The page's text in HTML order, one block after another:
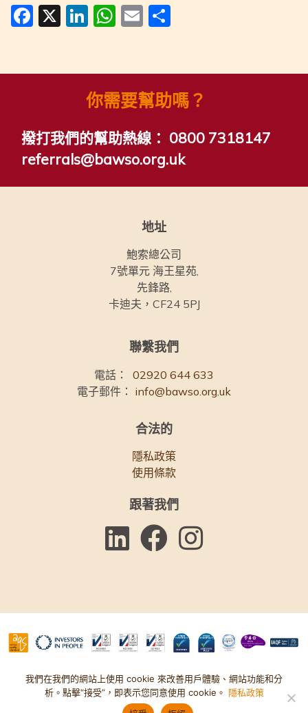
Facebook
X LinkedIn
WhatsApp
Email
你需要幫助嗎？
撥打我們的幫助熱線： 0800 7318147
referrals@bawso.org.uk
地址
鮑索總公司
7號單元 海王星苑,
先鋒路,
卡迪夫，CF24 5PJ
聯繫我們
電話：
02920 644 633
電子郵件： info@bawso.org.uk
合法的
隱私政策
使用條款
跟著我們
© Bawso 2025。慈善委員會編號：1084854。公司編號：
03152590。網站由Accent Creative
我們在我們的網站上使用 cookie 來改善用戶體驗、網站功能和分
析。點擊“接受”，即表示您同意使用 cookie。 隱私政策